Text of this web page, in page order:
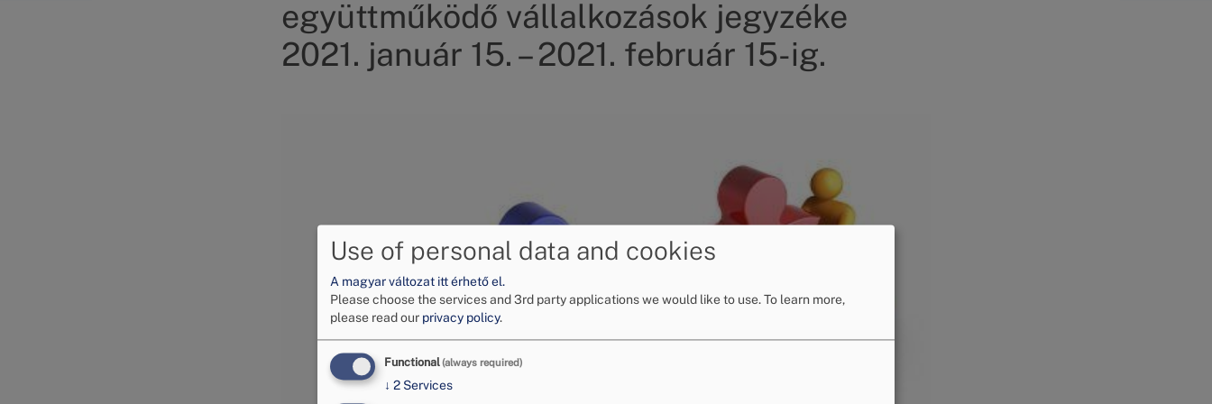
együttműködő vállalkozások jegyzéke
2021. január 15. – 2021. február 15-ig.
Use of personal data and cookies
A magyar változat itt érhető el.
Please choose the services and 3rd party applications we would like to use.To learn more,
please read our privacy policy.
Functional(always required)
↓ 2 Services